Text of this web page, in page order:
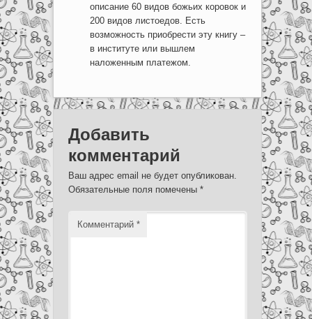
описание 60 видов божьих коровок и
200 видов листоедов. Есть
возможность приобрести эту книгу –
в институте или вышлем
наложенным платежом.
Добавить
комментарий
Ваш адрес email не будет опубликован.
Обязательные поля помечены *
Комментарий *